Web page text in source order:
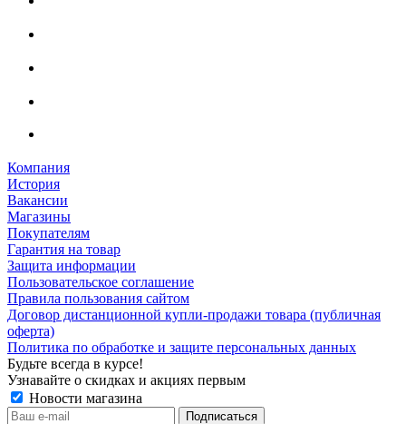
Компания
История
Вакансии
Магазины
Покупателям
Гарантия на товар
Защита информации
Пользовательское соглашение
Правила пользования сайтом
Договор дистанционной купли-продажи товара (публичная
оферта)
Политика по обработке и защите персональных данных
Будьте всегда в курсе!
Узнавайте о скидках и акциях первым
Новости магазина